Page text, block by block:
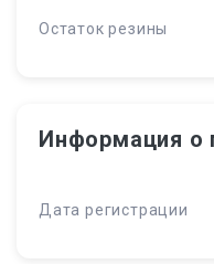
Остаток резины
Информация о
Дата регистрации